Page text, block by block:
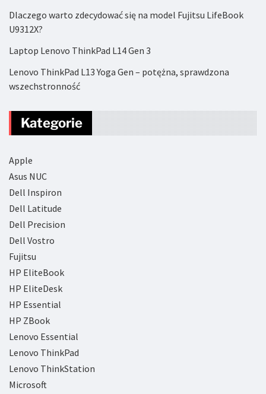
Dlaczego warto zdecydować się na model Fujitsu LifeBook
U9312X?
Laptop Lenovo ThinkPad L14 Gen 3
Lenovo ThinkPad L13 Yoga Gen – potężna, sprawdzona
wszechstronność
Kategorie
Apple
Asus NUC
Dell Inspiron
Dell Latitude
Dell Precision
Dell Vostro
Fujitsu
HP EliteBook
HP EliteDesk
HP Essential
HP ZBook
Lenovo Essential
Lenovo ThinkPad
Lenovo ThinkStation
Microsoft